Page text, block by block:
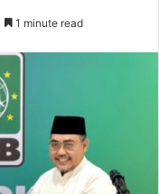
1 minute read